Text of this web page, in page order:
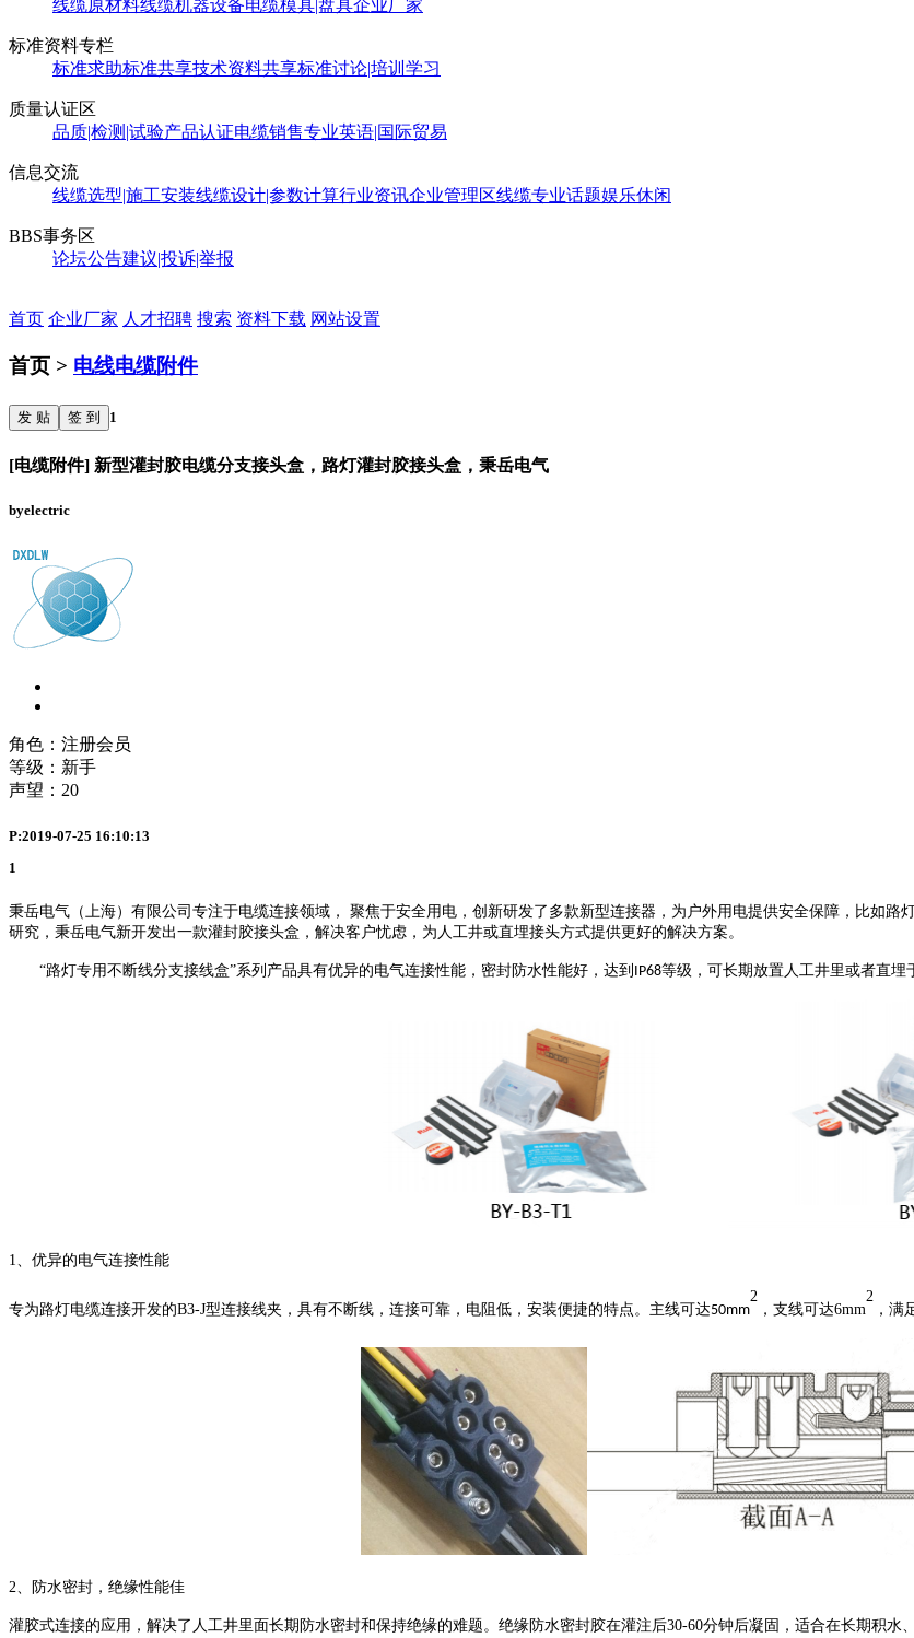
线缆原材料线缆机器设备电缆模具|盘具企业厂家
标准资料专栏
标准求助标准共享技术资料共享标准讨论|培训学习
质量认证区
品质|检测|试验产品认证电缆销售专业英语|国际贸易
信息交流
线缆选型|施工安装线缆设计|参数计算行业资讯企业管理区线缆专业话题娱乐休闲
BBS事务区
论坛公告建议|投诉|举报
首页 企业厂家 人才招聘 搜索 资料下载 网站设置
首页 > 电线电缆附件
发 贴 签 到 1
[电缆附件] 新型灌封胶电缆分支接头盒，路灯灌封胶接头盒，秉岳电气
byelectric
角色：注册会员
等级：新手
声望： 20
P:2019-07-25 16:10:13
1
秉岳电气（上海）有限公司专注于电缆连接领域， 聚焦于安全用电，创新研发了多款新型连接器，为户外用电提供安全保障，比如路
研究，秉岳电气新开发出一款灌封胶接头盒，解决客户忧虑，为人工井或直埋接头方式提供更好的解决方案。
“路灯专用不断线分支接线盒”系列产品具有优异的电气连接性能，密封防水性能好，达到 IP68等级，可长期放置人工井里或者直埋
1、 优异的电气连接性能
专为路灯电缆连接开发的B3-J型连接线夹，具有不断线，连接可靠，电阻低，安装便捷的特点。主线可达50mm
2
，支线可达6mm
2
，满
2、 防水密封，绝缘性能佳
灌胶式连接的应用，解决了人工井里面长期防水密封和保持绝缘的难题。绝缘防水密封胶在灌注后30-60分钟后凝固，适合在长期积水